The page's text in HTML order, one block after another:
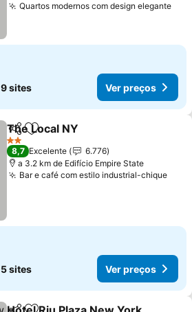
Quartos modernos com design eleganteVer
9 sites Ver preços
PartilharAdicionar aos favoritos
The Local NY
2 Estrelas
8,7 Excelente
6.776
a 3.2 km de Edifício Empire State
Bar e café com estilo industrial-chiqueVer
5 sites Ver preços